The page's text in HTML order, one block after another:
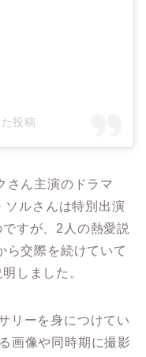
投稿
さん主演のドラマ
ソルさんは特別出演
すが、2人の熱愛説
ら交際を続けていて
しました。
リーを身につけてい
画像や同時期に撮影